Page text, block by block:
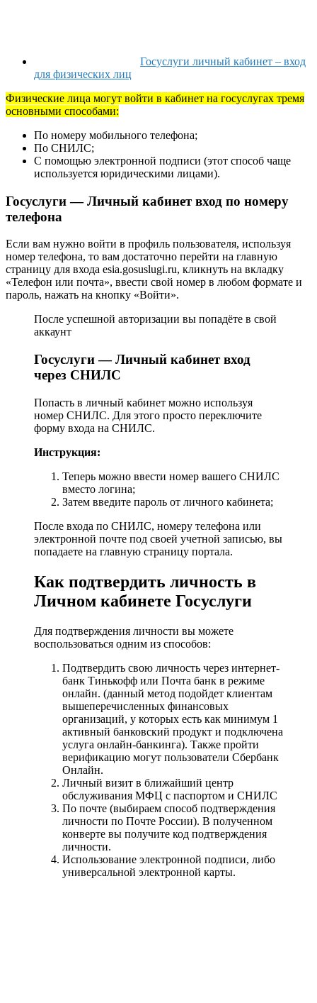
Госуслуги личный кабинет – вход
для физических лиц
Физические лица могут войти в кабинет на госуслугах тремя
основными способами:
По номеру мобильного телефона;
По СНИЛС;
С помощью электронной подписи (этот способ чаще
используется юридическими лицами).
Госуслуги — Личный кабинет вход по номеру
телефона
Если вам нужно войти в профиль пользователя, используя
номер телефона, то вам достаточно перейти на главную
страницу для входа esia.gosuslugi.ru, кликнуть на вкладку
«Телефон или почта», ввести свой номер в любом формате и
пароль, нажать на кнопку «Войти».
После успешной авторизации вы попадёте в свой
аккаунт
Госуслуги — Личный кабинет вход
через СНИЛС
Попасть в личный кабинет можно используя
номер СНИЛС. Для этого просто переключите
форму входа на СНИЛС.
Инструкция:
Теперь можно ввести номер вашего СНИЛС
вместо логина;
Затем введите пароль от личного кабинета;
После входа по СНИЛС, номеру телефона или
электронной почте под своей учетной записью, вы
попадаете на главную страницу портала.
Как подтвердить личность в
Личном кабинете Госуслуги
Для подтверждения личности вы можете
воспользоваться одним из способов:
Подтвердить свою личность через интернет-
банк Тинькофф или Почта банк в режиме
онлайн. (данный метод подойдет клиентам
вышеперечисленных финансовых
организаций, у которых есть как минимум 1
активный банковский продукт и подключена
услуга онлайн-банкинга). Также пройти
верификацию могут пользователи Сбербанк
Онлайн.
Личный визит в ближайший центр
обслуживания МФЦ с паспортом и СНИЛС
По почте (выбираем способ подтверждения
личности по Почте России). В полученном
конверте вы получите код подтверждения
личности.
Использование электронной подписи, либо
универсальной электронной карты.